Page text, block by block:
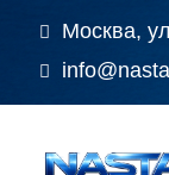
Москва,